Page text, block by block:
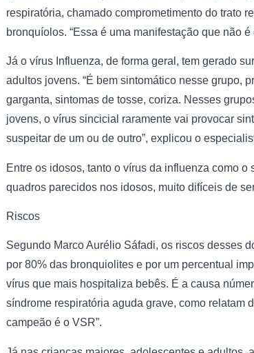
respiratória, chamado comprometimento do trato
bronquíolos. “Essa é uma manifestação que não
Já o vírus Influenza, de forma geral, tem gerado
adultos jovens. “É bem sintomático nesse grupo,
garganta, sintomas de tosse, coriza. Nesses
jovens, o vírus sincicial raramente vai provocar
suspeitar de um ou de outro”, explicou o
Entre os idosos, tanto o vírus da influenza como
quadros parecidos nos idosos, muito difíceis de
Riscos
Segundo Marco Aurélio Sáfadi, os riscos desses
por 80% das bronquiolites e por um percentual
vírus que mais hospitaliza bebês. É a causa
síndrome respiratória aguda grave, como relatam
campeão é o VSR”.